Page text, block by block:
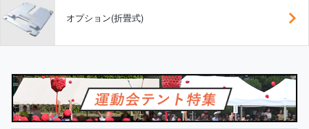
オプション(折畳式)